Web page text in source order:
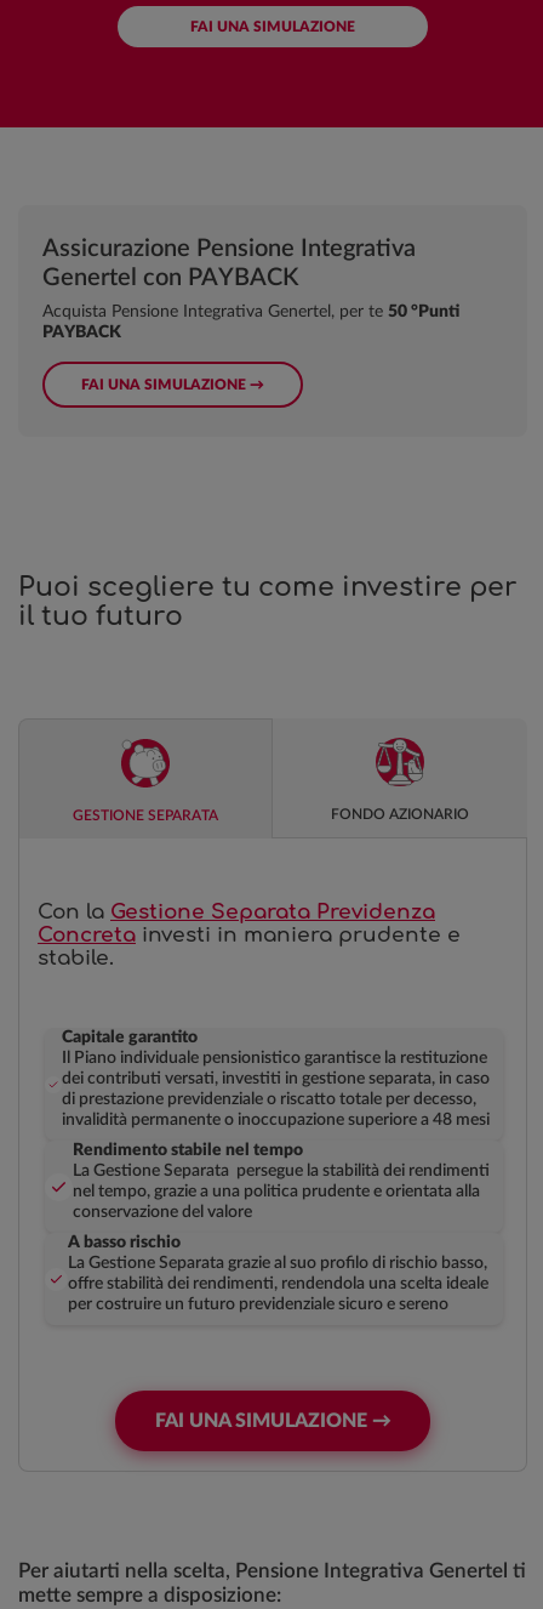
FAI UNA SIMULAZIONE
Assicurazione Pensione Integrativa
Genertel con PAYBACK
Acquista Pensione Integrativa Genertel, per te 50 °Punti
PAYBACK
FAI UNA SIMULAZIONE →
Puoi scegliere tu come investire per
il tuo futuro
GESTIONE SEPARATA FONDO AZIONARIO
Con la Gestione Separata Previdenza
Concreta investi in maniera prudente e
stabile.
Capitale garantito
Il Piano individuale pensionistico garantisce la restituzione
dei contributi versati, investiti in gestione separata, in caso
di prestazione previdenziale o riscatto totale per decesso,
invalidità permanente o inoccupazione superiore a 48 mesi
Rendimento stabile nel tempo
La Gestione Separata persegue la stabilità dei rendimenti
nel tempo, grazie a una politica prudente e orientata alla
conservazione del valore
A basso rischio
La Gestione Separata grazie al suo profilo di rischio basso,
offre stabilità dei rendimenti, rendendola una scelta ideale
per costruire un futuro previdenziale sicuro e sereno
FAI UNA SIMULAZIONE →
Per aiutarti nella scelta, Pensione Integrativa Genertel ti
mette sempre a disposizione: